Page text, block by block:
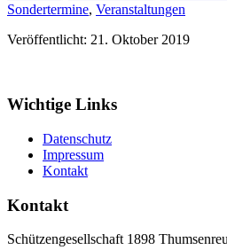
Sondertermine, Veranstaltungen
Veröffentlicht: 21. Oktober 2019
Wichtige Links
Datenschutz
Impressum
Kontakt
Kontakt
Schützengesellschaft 1898